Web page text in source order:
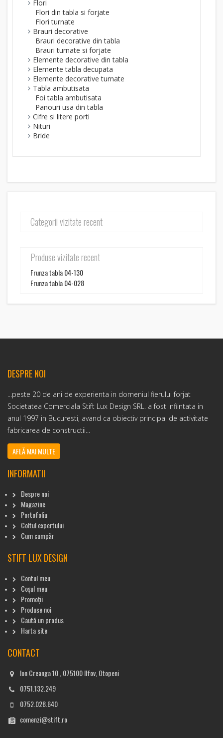
Flori
Flori din tabla si forjate
Flori turnate
Brauri decorative
Brauri decorative din tabla
Brauri turnate si forjate
Elemente decorative din tabla
Elemente tabla decupata
Elemente decorative turnate
Tabla ambutisata
Foi tabla ambutisata
Panouri usa din tabla
Cifre si litere porti
Nituri
Bride
Categorii vizitate recent
Produse vizitate recent
Frunza tabla 04-130
Frunza tabla 04-028
DESPRE NOI
...peste 20 de ani de experienta in domeniul fierului forjat
Societatea Comerciala Stift Lux Design SRL. a fost infiintata in
anul 1997 in Bucuresti, avand ca obiectiv principal de activitate
fabricarea de constructii...
AFLĂ MAI MULTE
INFORMATII
Despre noi
Magazine
Portofoliu
Coltul expertului
Cum cumpăr
STIFT LUX DESIGN
Contul meu
Coșul meu
Promoții
Produse noi
Caută un produs
Harta site
CONTACT
Ion Creanga 10 , 075100 Ilfov, Otopeni
0751.132.249
0752.028.640
comenzi@stift.ro